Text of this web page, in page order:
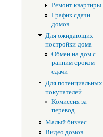
Ремонт квартиры
График сдачи
домов
Для ожидающих
постройки дома
Обмен на дом с
ранним сроком
сдачи
Для потенциальных
покупателей
Комиссия за
перевод
Малый бизнес
Видео домов